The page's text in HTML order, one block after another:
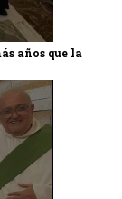
años que la